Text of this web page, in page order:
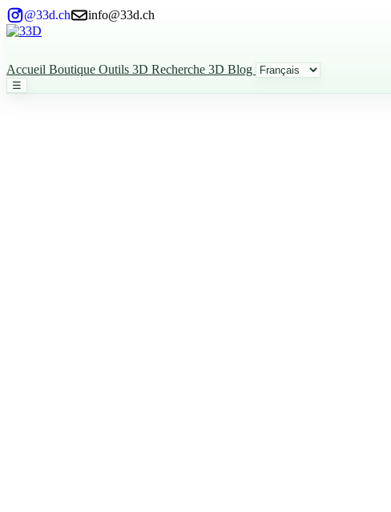
@33d.ch info@33d.ch
Accueil Boutique Outils 3D Recherche 3D Blog
☰